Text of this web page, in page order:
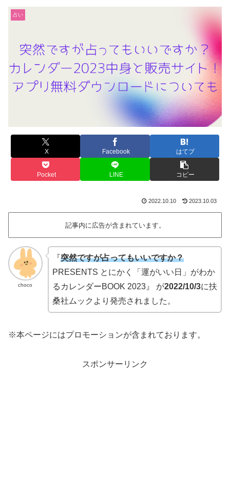
占い
X Facebook はてブ
Pocket LINE コピー
2022.10.10 2023.10.03
記事内に広告が含まれています。
choco
『突然ですが占ってもいいですか？
PRESENTS とにかく「運がいい日」がわか
るカレンダーBOOK 2023』 が2022/10/3に扶
桑社ムックより発売されました。
※本ページにはプロモーションが含まれております。
スポンサーリンク